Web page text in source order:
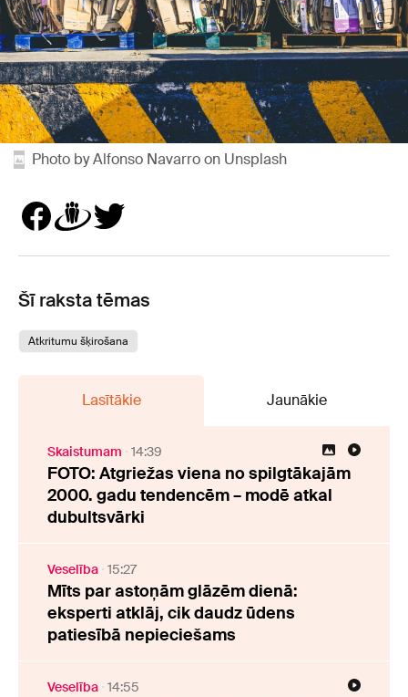
Photo by Alfonso Navarro on Unsplash
Šī raksta tēmas
Atkritumu šķirošana
Lasītākie Jaunākie
Skaistumam 14:39
FOTO: Atgriežas viena no spilgtākajām
2000. gadu tendencēm – modē atkal
dubultsvārki
Veselība 15:27
Mīts par astoņām glāzēm dienā:
eksperti atklāj, cik daudz ūdens
patiesībā nepieciešams
Veselība 14:55